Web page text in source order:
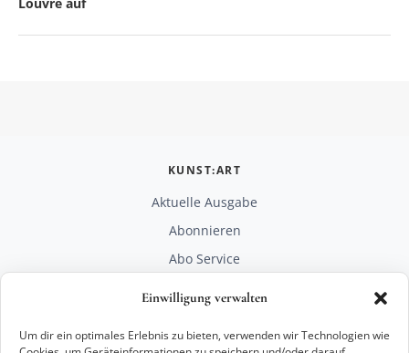
Einwilligung verwalten
Um dir ein optimales Erlebnis zu bieten, verwenden wir Technologien wie
KUNST:ART
Aktuelle Ausgabe
Abonnieren
Abo Service
RECHTLICHES